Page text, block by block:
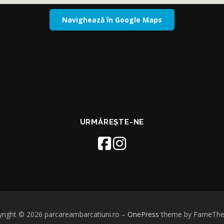
Navighează în Google Maps
URMĂREȘTE-NE
© 2026 parcareambarcatiuni.ro – OnePress theme by